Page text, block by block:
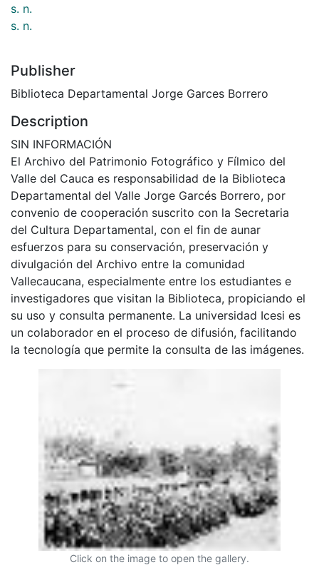
s. n.
s. n.
Publisher
Biblioteca Departamental Jorge Garces Borrero
Description
SIN INFORMACIÓN
El Archivo del Patrimonio Fotográfico y Fílmico del
Valle del Cauca es responsabilidad de la Biblioteca
Departamental del Valle Jorge Garcés Borrero, por
convenio de cooperación suscrito con la Secretaria
del Cultura Departamental, con el fin de aunar
esfuerzos para su conservación, preservación y
divulgación del Archivo entre la comunidad
Vallecaucana, especialmente entre los estudiantes e
investigadores que visitan la Biblioteca, propiciando el
su uso y consulta permanente. La universidad Icesi es
un colaborador en el proceso de difusión, facilitando
la tecnología que permite la consulta de las imágenes.
Click on the image to open the gallery.